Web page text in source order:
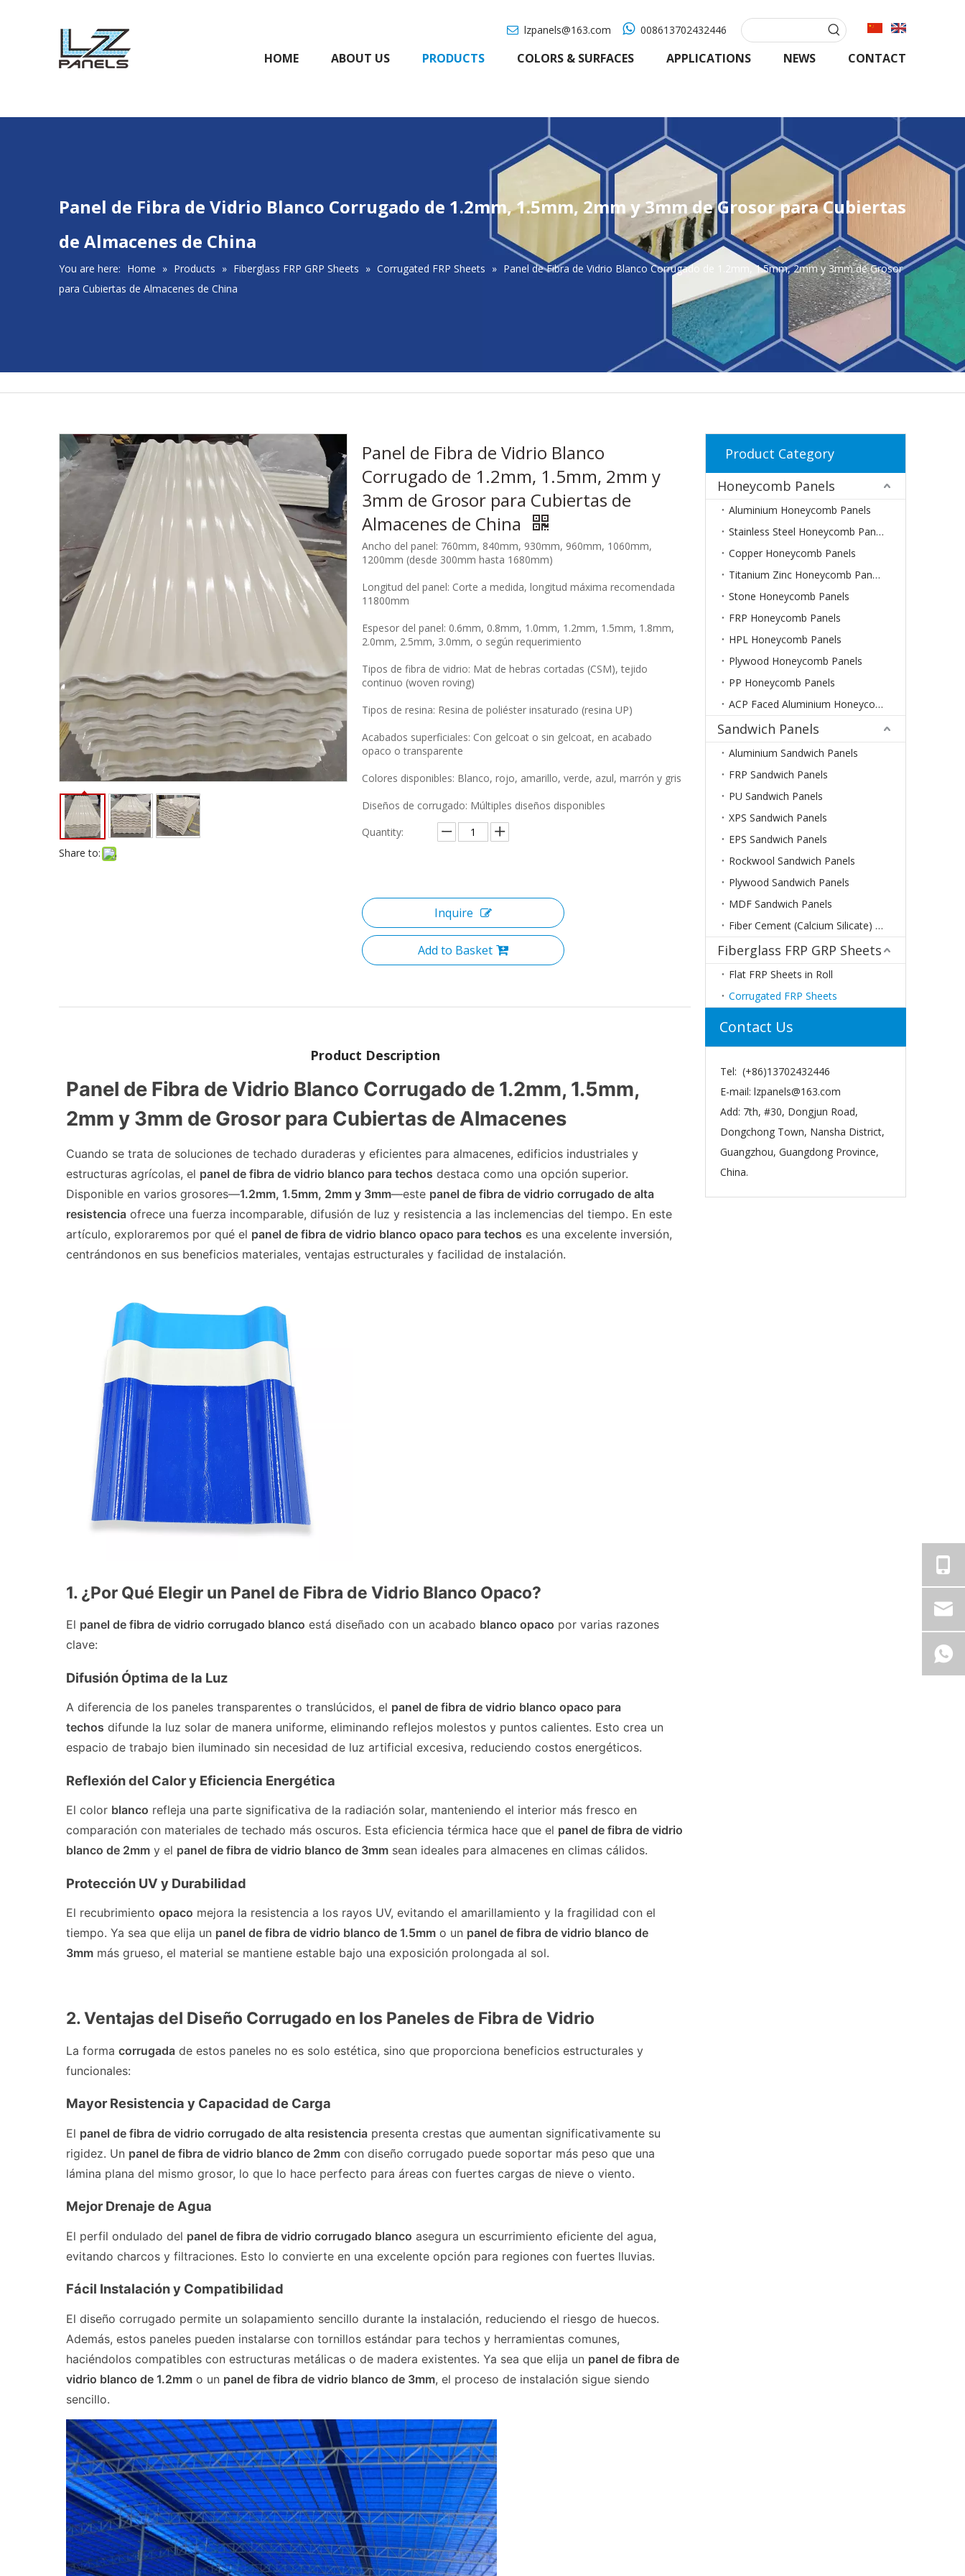
 lzpanels@163.com 008613702432446
HOME ABOUT US PRODUCTS COLORS & SURFACES APPLICATIONS NEWS CONTACT
Panel de Fibra de Vidrio Blanco Corrugado de 1.2mm, 1.5mm, 2mm y 3mm de Grosor para Cubiertas
de Almacenes de China
You are here: Home » Products » Fiberglass FRP GRP Sheets » Corrugated FRP Sheets » Panel de Fibra de Vidrio Blanco Corrugado de 1.2mm, 1.5mm, 2mm y 3mm de Grosor
para Cubiertas de Almacenes de China
Share to:
Panel de Fibra de Vidrio Blanco
Corrugado de 1.2mm, 1.5mm, 2mm y
3mm de Grosor para Cubiertas de
Almacenes de China
Ancho del panel: 760mm, 840mm, 930mm, 960mm, 1060mm,
1200mm (desde 300mm hasta 1680mm)
Longitud del panel: Corte a medida, longitud máxima recomendada
11800mm
Espesor del panel: 0.6mm, 0.8mm, 1.0mm, 1.2mm, 1.5mm, 1.8mm,
2.0mm, 2.5mm, 3.0mm, o según requerimiento
Tipos de fibra de vidrio: Mat de hebras cortadas (CSM), tejido
continuo (woven roving)
Tipos de resina: Resina de poliéster insaturado (resina UP)
Acabados superficiales: Con gelcoat o sin gelcoat, en acabado
opaco o transparente
Colores disponibles: Blanco, rojo, amarillo, verde, azul, marrón y gris
Diseños de corrugado: Múltiples diseños disponibles
Quantity:
Inquire
Add to Basket
Product Description
Panel de Fibra de Vidrio Blanco Corrugado de 1.2mm, 1.5mm,
2mm y 3mm de Grosor para Cubiertas de Almacenes
Cuando se trata de soluciones de techado duraderas y eficientes para almacenes, edificios industriales y
estructuras agrícolas, el panel de fibra de vidrio blanco para techos destaca como una opción superior.
Disponible en varios grosores—1.2mm, 1.5mm, 2mm y 3mm—este panel de fibra de vidrio corrugado de alta
resistencia ofrece una fuerza incomparable, difusión de luz y resistencia a las inclemencias del tiempo. En este
artículo, exploraremos por qué el panel de fibra de vidrio blanco opaco para techos es una excelente inversión,
centrándonos en sus beneficios materiales, ventajas estructurales y facilidad de instalación.
1. ¿Por Qué Elegir un Panel de Fibra de Vidrio Blanco Opaco?
El panel de fibra de vidrio corrugado blanco está diseñado con un acabado blanco opaco por varias razones
clave:
Difusión Óptima de la Luz
A diferencia de los paneles transparentes o translúcidos, el panel de fibra de vidrio blanco opaco para
techos difunde la luz solar de manera uniforme, eliminando reflejos molestos y puntos calientes. Esto crea un
espacio de trabajo bien iluminado sin necesidad de luz artificial excesiva, reduciendo costos energéticos.
Reflexión del Calor y Eficiencia Energética
El color blanco refleja una parte significativa de la radiación solar, manteniendo el interior más fresco en
comparación con materiales de techado más oscuros. Esta eficiencia térmica hace que el panel de fibra de vidrio
blanco de 2mm y el panel de fibra de vidrio blanco de 3mm sean ideales para almacenes en climas cálidos.
Protección UV y Durabilidad
El recubrimiento opaco mejora la resistencia a los rayos UV, evitando el amarillamiento y la fragilidad con el
tiempo. Ya sea que elija un panel de fibra de vidrio blanco de 1.5mm o un panel de fibra de vidrio blanco de
3mm más grueso, el material se mantiene estable bajo una exposición prolongada al sol.
2. Ventajas del Diseño Corrugado en los Paneles de Fibra de Vidrio
La forma corrugada de estos paneles no es solo estética, sino que proporciona beneficios estructurales y
funcionales:
Mayor Resistencia y Capacidad de Carga
El panel de fibra de vidrio corrugado de alta resistencia presenta crestas que aumentan significativamente su
rigidez. Un panel de fibra de vidrio blanco de 2mm con diseño corrugado puede soportar más peso que una
lámina plana del mismo grosor, lo que lo hace perfecto para áreas con fuertes cargas de nieve o viento.
Mejor Drenaje de Agua
El perfil ondulado del panel de fibra de vidrio corrugado blanco asegura un escurrimiento eficiente del agua,
evitando charcos y filtraciones. Esto lo convierte en una excelente opción para regiones con fuertes lluvias.
Fácil Instalación y Compatibilidad
El diseño corrugado permite un solapamiento sencillo durante la instalación, reduciendo el riesgo de huecos.
Además, estos paneles pueden instalarse con tornillos estándar para techos y herramientas comunes,
haciéndolos compatibles con estructuras metálicas o de madera existentes. Ya sea que elija un panel de fibra de
vidrio blanco de 1.2mm o un panel de fibra de vidrio blanco de 3mm, el proceso de instalación sigue siendo
sencillo.
Product Category
Honeycomb Panels
Aluminium Honeycomb Panels
Stainless Steel Honeycomb Panels
Copper Honeycomb Panels
Titanium Zinc Honeycomb Panels
Stone Honeycomb Panels
FRP Honeycomb Panels
HPL Honeycomb Panels
Plywood Honeycomb Panels
PP Honeycomb Panels
ACP Faced Aluminium Honeycomb Panels
Sandwich Panels
Aluminium Sandwich Panels
FRP Sandwich Panels
PU Sandwich Panels
XPS Sandwich Panels
EPS Sandwich Panels
Rockwool Sandwich Panels
Plywood Sandwich Panels
MDF Sandwich Panels
Fiber Cement (Calcium Silicate) Sandwich Panels
Fiberglass FRP GRP Sheets
Flat FRP Sheets in Roll
Corrugated FRP Sheets
Contact Us
Tel: (+86)13702432446
E-mail: lzpanels@163.com
Add: 7th, #30, Dongjun Road,
Dongchong Town, Nansha District,
Guangzhou, Guangdong Province,
China.